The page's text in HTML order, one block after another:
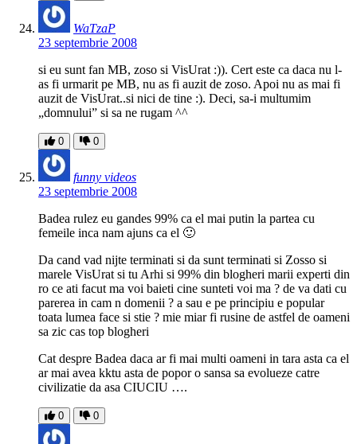
WaTzaP
23 septembrie 2008
si eu sunt fan MB, zoso si VisUrat :)). Cert este ca daca nu l-
as fi urmarit pe MB, nu as fi auzit de zoso. Apoi nu as mai fi
auzit de VisUrat..si nici de tine :). Deci, sa-i multumim
„domnului” si sa ne rugam ^^
0 0
funny videos
23 septembrie 2008
Badea rulez eu gandes 99% ca el mai putin la partea cu
femeile inca nam ajuns ca el 🙂
Da cand vad nijte terminati si da sunt terminati si Zosso si
marele VisUrat si tu Arhi si 99% din blogheri marii experti din
ro ce ati facut ma voi baieti cine sunteti voi ma ? de va dati cu
parerea in cam n domenii ? a sau e pe principiu e popular
toata lumea face si stie ? mie miar fi rusine de astfel de oameni
sa zic cas top blogheri
Cat despre Badea daca ar fi mai multi oameni in tara asta ca el
ar mai avea kktu asta de popor o sansa sa evolueze catre
civilizatie da asa CIUCIU ….
0 0